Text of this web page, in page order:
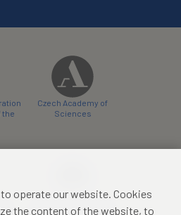
the
Czech Academy of
Sciences
operate our website. Cookies
the content of the website, to